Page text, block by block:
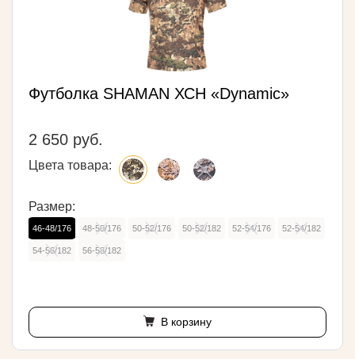
Футболка SHAMAN ХСН «Dynamic»
2 650 руб.
Цвета товара:
Размер:
46-48/176 48-50/176 50-52/176 50-52/182 52-54/176 52-54/182
54-56/182 56-58/182
В корзину